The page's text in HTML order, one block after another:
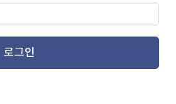
로그인